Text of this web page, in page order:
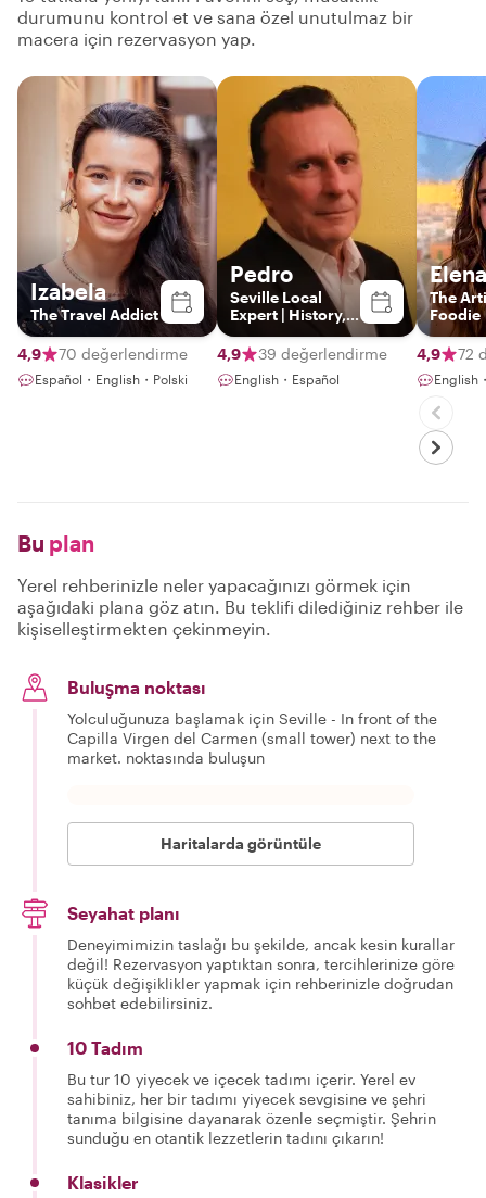
durumunu kontrol et ve sana özel unutulmaz bir
macera için rezervasyon yap.
Izabela
The Travel Addict
4,9 70 değerlendirme
Español・English・Polski
Pedro
Seville Local
Expert | History,
Culture & Tapas
4,9
39 değerlendirme
English・Español
Elena
The
Foodie
4,9 72
English
Bu plan
Yerel rehberinizle neler yapacağınızı görmek için
aşağıdaki plana göz atın. Bu teklifi dilediğiniz rehber ile
kişiselleştirmekten çekinmeyin.
Buluşma noktası
Yolculuğunuza başlamak için Seville - In front of the
Capilla Virgen del Carmen (small tower) next to the
market. noktasında buluşun
Haritalarda görüntüle
Seyahat planı
Deneyimimizin taslağı bu şekilde, ancak kesin kurallar
değil! Rezervasyon yaptıktan sonra, tercihlerinize göre
küçük değişiklikler yapmak için rehberinizle doğrudan
sohbet edebilirsiniz.
10 Tadım
Bu tur 10 yiyecek ve içecek tadımı içerir. Yerel ev
sahibiniz, her bir tadımı yiyecek sevgisine ve şehri
tanıma bilgisine dayanarak özenle seçmiştir. Şehrin
sunduğu en otantik lezzetlerin tadını çıkarın!
Klasikler